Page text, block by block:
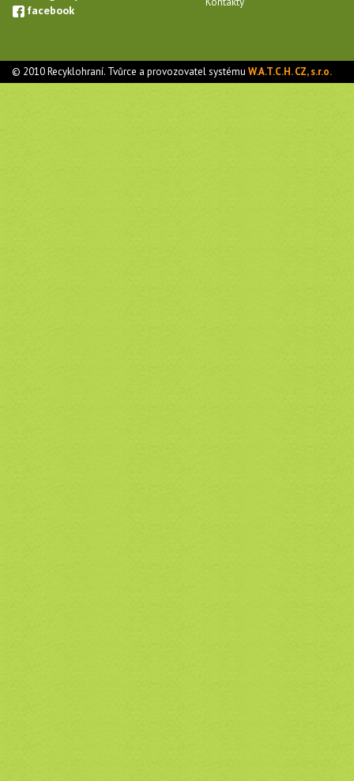
facebook
© 2010 Recyklohraní. Tvůrce a provozovatel systémuW.A.T.C.H. CZ, s.r.o.